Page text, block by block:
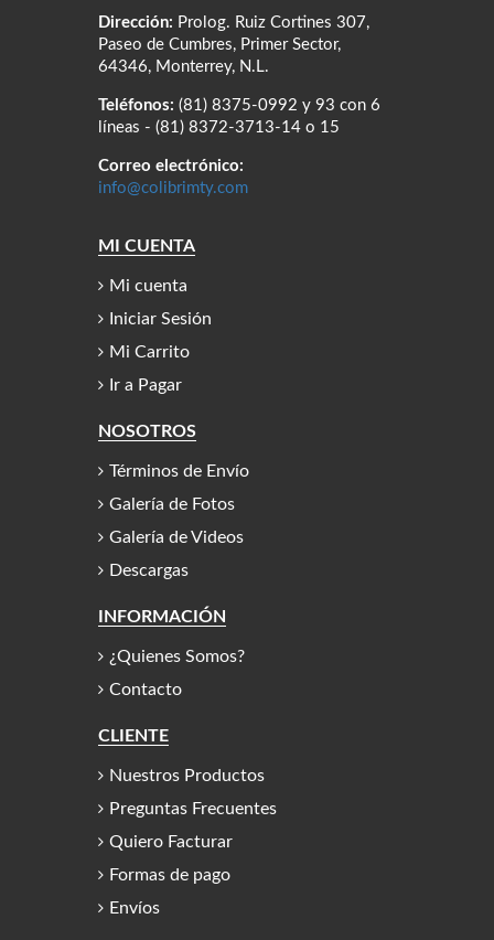
Dirección: Prolog. Ruiz Cortines 307,
Paseo de Cumbres, Primer Sector,
64346, Monterrey, N.L.
Teléfonos: (81) 8375-0992 y 93 con 6
líneas - (81) 8372-3713-14 o 15
Correo electrónico:
info@colibrimty.com
MI CUENTA
Mi cuenta
Iniciar Sesión
Mi Carrito
Ir a Pagar
NOSOTROS
Términos de Envío
Galería de Fotos
Galería de Videos
Descargas
INFORMACIÓN
¿Quienes Somos?
Contacto
CLIENTE
Nuestros Productos
Preguntas Frecuentes
Quiero Facturar
Formas de pago
Envíos